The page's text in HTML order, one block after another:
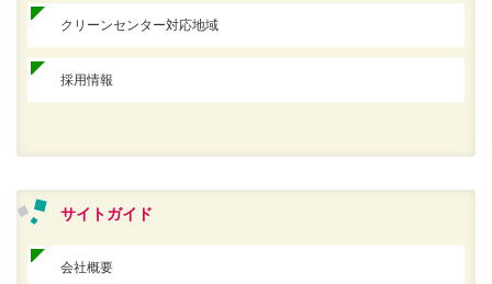
クリーンセンター対応地域
採用情報
サイトガイド
会社概要